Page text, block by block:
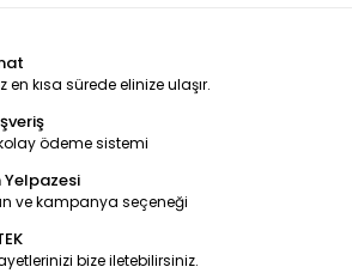
en kısa sürede elinize ulaşır.
ödeme sistemi
Yelpazesi
ve kampanya seçeneği
bize iletebilirsiniz.